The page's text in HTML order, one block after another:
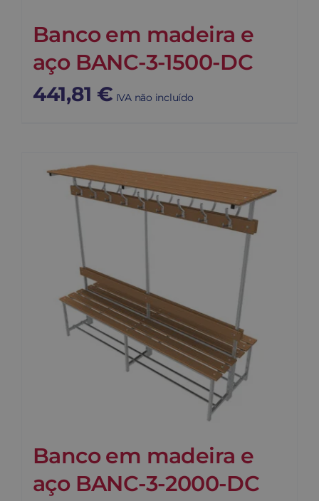
Banco em madeira e
aço BANC-3-1500-DC
441,81 € IVA não incluído
Banco em madeira e
aço BANC-3-2000-DC